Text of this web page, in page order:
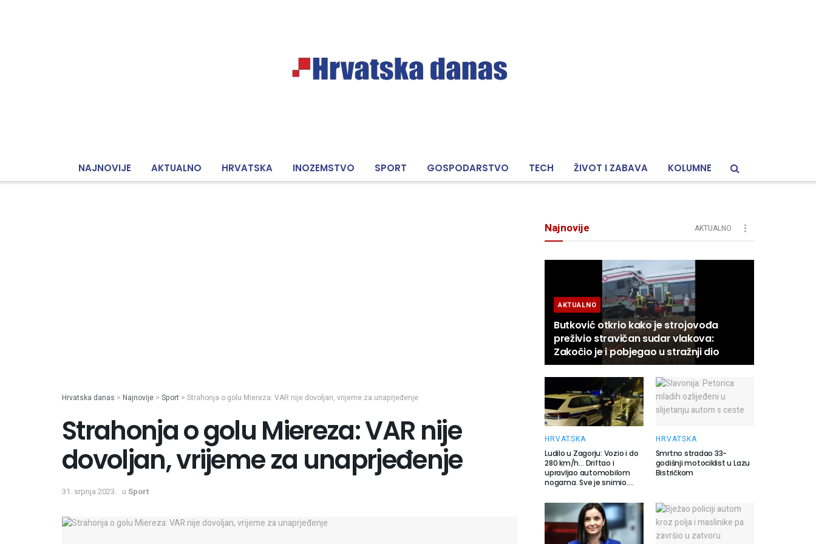
NAJNOVIJE AKTUALNO HRVATSKA INOZEMSTVO SPORT GOSPODARSTVO TECH ŽIVOT I ZABAVA KOLUMNE
Hrvatska danas > Najnovije > Sport > Strahonja o golu Miereza: VAR nije dovoljan, vrijeme za unaprjeđenje
Strahonja o golu Miereza: VAR nije
dovoljan, vrijeme za unaprjeđenje
31. srpnja 2023. u Sport
Najnovije AKTUALNO
AKTUALNO
Butković otkrio kako je strojovođa
preživio stravičan sudar vlakova:
Zakočio je i pobjegao u stražnji dio
HRVATSKA
Ludilo u Zagorju: Vozio i do
280 km/h… Driftao i
upravljao automobilom
nogama. Sve je snimio….
HRVATSKA
Smrtno stradao 33-
godišnji motociklist u Lazu
Bistričkom